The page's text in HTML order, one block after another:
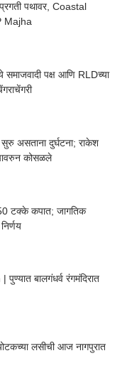
पथावर, Coastal
Majha
पक्ष आणि RLDच्या
असताना दुर्घटना; राकेश
कोसळले
टक्के कपात; जागतिक
बालगंधर्व रंगमंदिरात
लसीची आज नागपुरात